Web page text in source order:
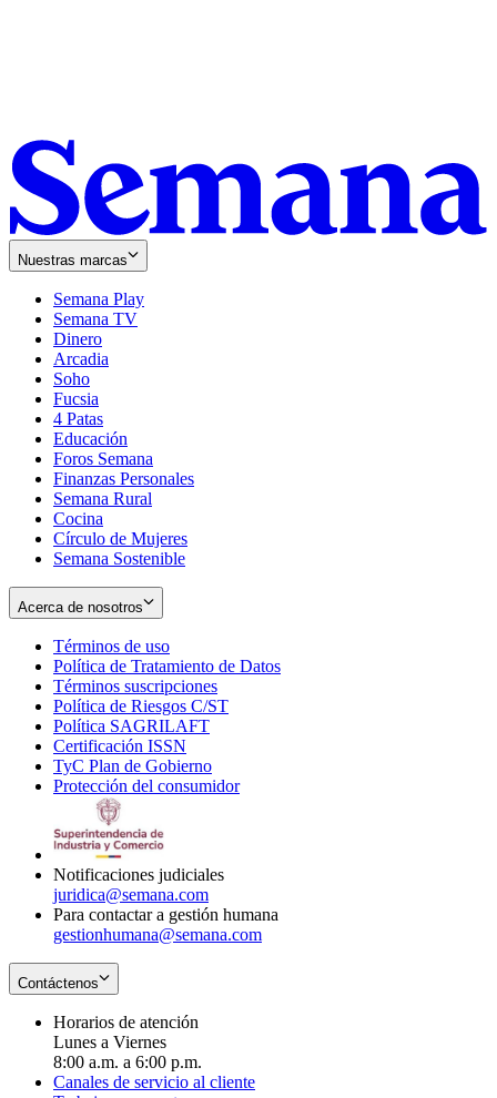
Nuestras marcas
Semana Play
Semana TV
Dinero
Arcadia
Soho
in
new
window
Fucsia
in
new
window
4 Patas
Educación
Foros Semana
Finanzas Personales
Semana Rural
Cocina
Círculo de Mujeres
Semana Sostenible
Acerca de nosotros
Términos de uso
in
new
window
Política de Tratamiento de Datos
Términos suscripciones
in
Política de Riesgos C/ST
Política SAGRILAFT
new
window
Certificación ISSN
in
new
TyC Plan de Gobierno
in
Protección del consumidorOpens
Notificaciones judiciales
juridica@semana.com
Para contactar a gestión humana
gestionhumana@semana.com
Contáctenos
Horarios de atención
Lunes a Viernes
8:00 a.m. a 6:00 p.m.
Canales de servicio al cliente